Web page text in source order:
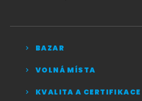
BAZAR
VOLNÁ MÍSTA
KVALITA A CERTIFIKACE